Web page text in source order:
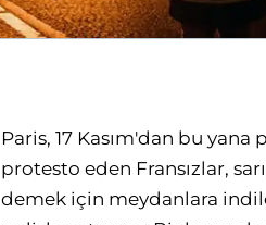
Paris, 17 Kasım'dan bu yana
protesto eden Fransızlar,
demek için meydanlara